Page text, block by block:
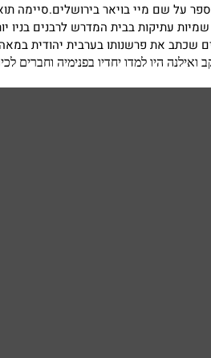
חולון (1954) בוגרת בית הספר על שם מיי בויאר
עתיקות בבית המדרש לרבנים
שכתב את פרשנותו בערבית יהודית